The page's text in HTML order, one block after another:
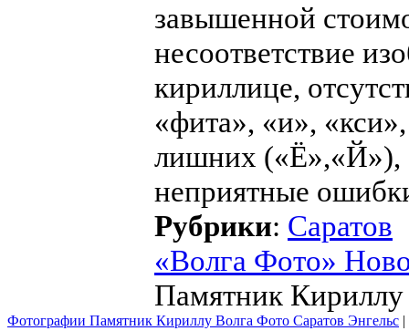
завышенной
несоответствие
кириллице,
«фита», «и»,
лишних («Ё»,«Й»),
неприятные
Рубрики: Саратов
«Волга Фото»
Памятник
Фотографии Памятник Кириллу Волга Фото Саратов Энгельс |